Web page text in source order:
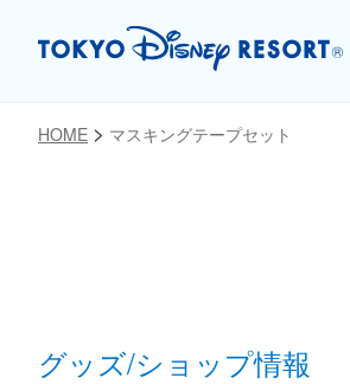
HOME マスキングテープセット
グッズ/ショップ情報